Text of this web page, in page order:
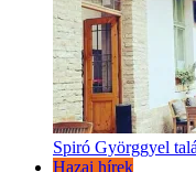
Spiró Györggyel
Hazai hírek